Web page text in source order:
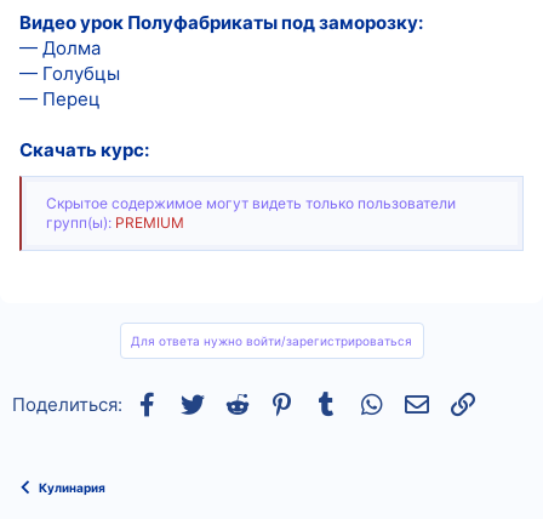
Видео урок Полуфабрикаты под заморозку:
— Долма
— Голубцы
— Перец
Скачать курс:
Скрытое содержимое могут видеть только пользователи
групп(ы): PREMIUM
Для ответа нужно войти/зарегистрироваться
Поделиться: Facebook
TwitterReddit Pinterest
Tumblr WhatsAppСсылка
Кулинария